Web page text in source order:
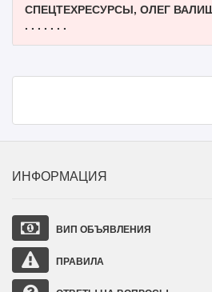
СПЕЦТЕХРЕСУРСЫ, ОЛЕГ
. . . . . . .
ИНФОРМАЦИЯ
ВИП ОБЪЯВЛЕНИЯ
ПРАВИЛА